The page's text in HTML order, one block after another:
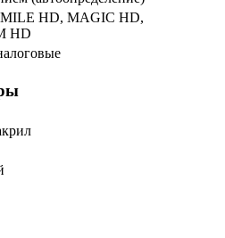
HD, MAGIC HD,
HD